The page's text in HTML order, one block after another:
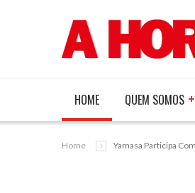
HOME QUEM SOMOS
Home Yamasa Participa